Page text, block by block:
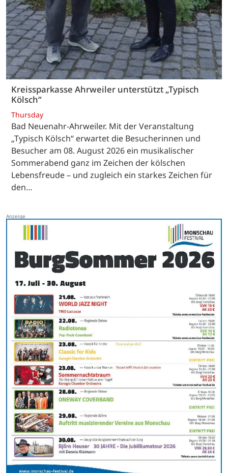
Kreissparkasse Ahrweiler unterstützt „Typisch
Kölsch“
Thursday
Bad Neuenahr-Ahrweiler. Mit der Veranstaltung
„Typisch Kölsch“ erwartet die Besucherinnen und
Besucher am 08. August 2026 ein musikalischer
Sommerabend ganz im Zeichen der kölschen
Lebensfreude – und zugleich ein starkes Zeichen für
den…